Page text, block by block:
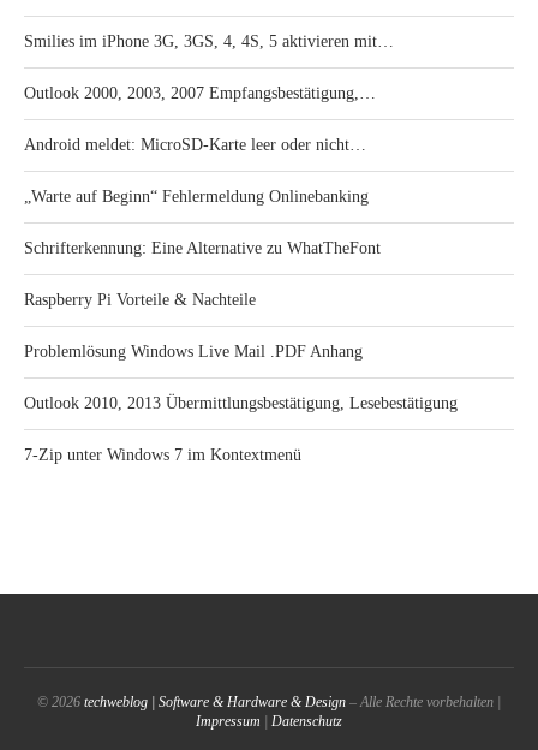
Smilies im iPhone 3G, 3GS, 4, 4S, 5 aktivieren mit…
Outlook 2000, 2003, 2007 Empfangsbestätigung,…
Android meldet: MicroSD-Karte leer oder nicht…
„Warte auf Beginn“ Fehlermeldung Onlinebanking
Schrifterkennung: Eine Alternative zu WhatTheFont
Raspberry Pi Vorteile & Nachteile
Problemlösung Windows Live Mail .PDF Anhang
Outlook 2010, 2013 Übermittlungsbestätigung, Lesebestätigung
7-Zip unter Windows 7 im Kontextmenü
© 2026 techweblog | Software & Hardware & Design – Alle Rechte vorbehalten |
Impressum
Datenschutz